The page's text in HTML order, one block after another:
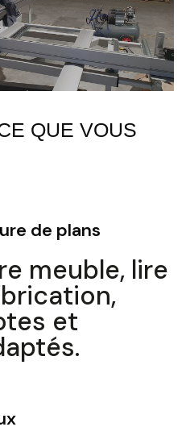
de plans
meuble, lire
et